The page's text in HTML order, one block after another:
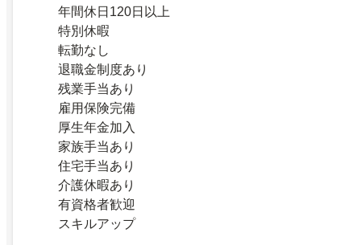
年間休日120日以上
特別休暇
転勤なし
退職金制度あり
残業手当あり
雇用保険完備
厚生年金加入
家族手当あり
住宅手当あり
介護休暇あり
有資格者歓迎
スキルアップ